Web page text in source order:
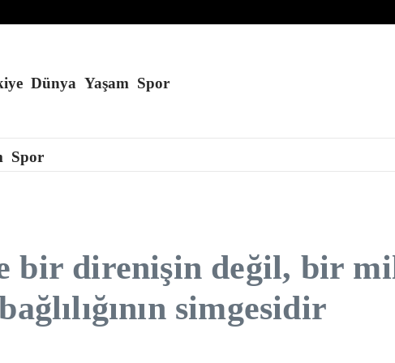
Dünya Yaşam Spor
Spor
bir direnişin değil, bir
simgesidir